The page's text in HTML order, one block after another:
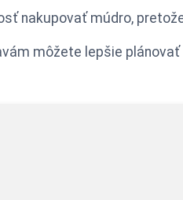
nakupovať múdro,
môžete lepšie